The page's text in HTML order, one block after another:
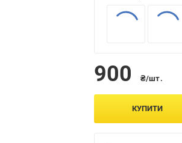
900 ₴/шт.
КУПИТИ